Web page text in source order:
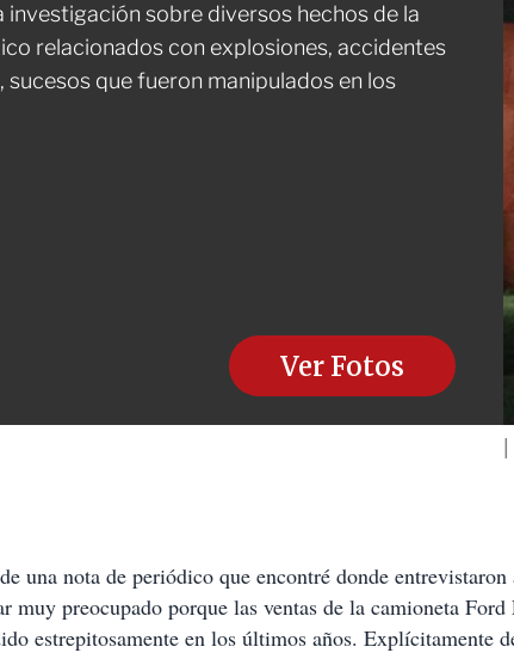
investigación sobre diversos hechos de la
relacionados con explosiones, accidentes
que fueron manipulados en los
Ver Fotos
una nota de periódico que encontré donde
muy preocupado porque las ventas de la camioneta
estrepitosamente en los últimos años. Explícitamente